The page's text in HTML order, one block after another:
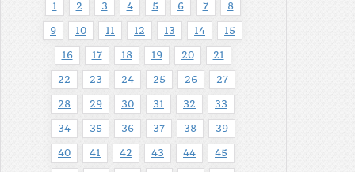
1
2 3 4 5 6 7 8
9 10 11 12 13 14 15
16 17 18 19 20 21
22 23 24 25 26 27
28 29 30 31 32 33
34 35 36 37 38 39
40 41 42 43 44 45